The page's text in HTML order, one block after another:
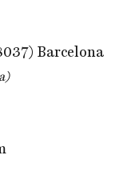
Barcelona